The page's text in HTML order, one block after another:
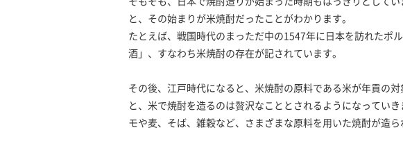
と、その始まりが米焼酎だったことがわかります。
たとえば、戦国時代のまっただ中の1547年に日本を訪れたポ
酒」、すなわち米焼酎の存在が記されています。
その後、江戸時代になると、米焼酎の原料である米が年貢の
と、米で焼酎を造るのは贅沢なこととされるようになってい
モや麦、そば、雑穀など、さまざまな原料を用いた焼酎が造ら